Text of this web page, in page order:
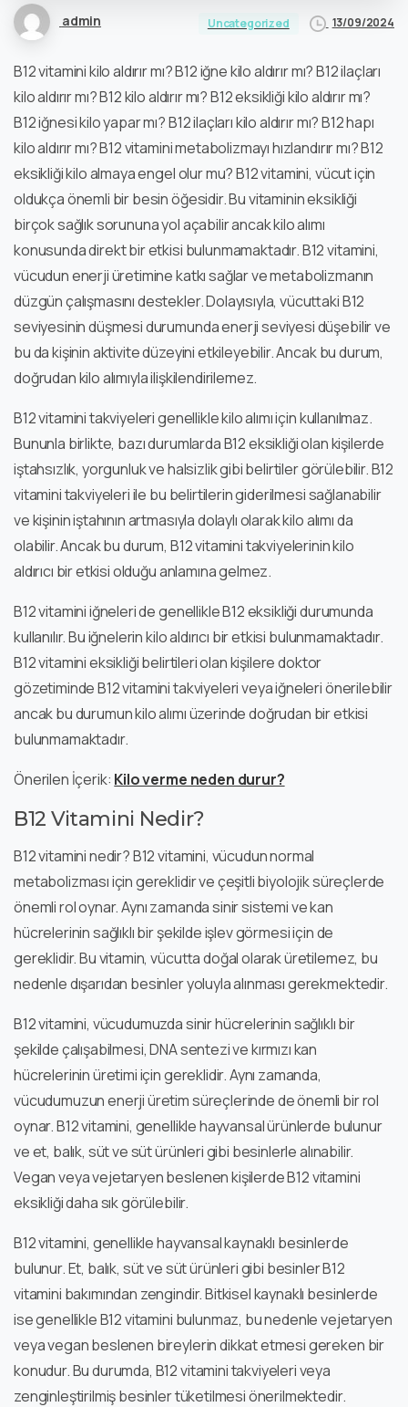
admin Uncategorized 13/09/2024
B12 vitamini kilo aldırır mı? B12 iğne kilo aldırır mı? B12 ilaçları
kilo aldırır mı? B12 kilo aldırır mı? B12 eksikliği kilo aldırır mı?
B12 iğnesi kilo yapar mı? B12 ilaçları kilo aldırır mı? B12 hapı
kilo aldırır mı? B12 vitamini metabolizmayı hızlandırır mı? B12
eksikliği kilo almaya engel olur mu? B12 vitamini, vücut için
oldukça önemli bir besin öğesidir. Bu vitaminin eksikliği
birçok sağlık sorununa yol açabilir ancak kilo alımı
konusunda direkt bir etkisi bulunmamaktadır. B12 vitamini,
vücudun enerji üretimine katkı sağlar ve metabolizmanın
düzgün çalışmasını destekler. Dolayısıyla, vücuttaki B12
seviyesinin düşmesi durumunda enerji seviyesi düşebilir ve
bu da kişinin aktivite düzeyini etkileyebilir. Ancak bu durum,
doğrudan kilo alımıyla ilişkilendirilemez.
B12 vitamini takviyeleri genellikle kilo alımı için kullanılmaz.
Bununla birlikte, bazı durumlarda B12 eksikliği olan kişilerde
iştahsızlık, yorgunluk ve halsizlik gibi belirtiler görülebilir. B12
vitamini takviyeleri ile bu belirtilerin giderilmesi sağlanabilir
ve kişinin iştahının artmasıyla dolaylı olarak kilo alımı da
olabilir. Ancak bu durum, B12 vitamini takviyelerinin kilo
aldırıcı bir etkisi olduğu anlamına gelmez.
B12 vitamini iğneleri de genellikle B12 eksikliği durumunda
kullanılır. Bu iğnelerin kilo aldırıcı bir etkisi bulunmamaktadır.
B12 vitamini eksikliği belirtileri olan kişilere doktor
gözetiminde B12 vitamini takviyeleri veya iğneleri önerilebilir
ancak bu durumun kilo alımı üzerinde doğrudan bir etkisi
bulunmamaktadır.
Önerilen İçerik: Kilo verme neden durur?
B12 Vitamini Nedir?
B12 vitamini nedir? B12 vitamini, vücudun normal
metabolizması için gereklidir ve çeşitli biyolojik süreçlerde
önemli rol oynar. Aynı zamanda sinir sistemi ve kan
hücrelerinin sağlıklı bir şekilde işlev görmesi için de
gereklidir. Bu vitamin, vücutta doğal olarak üretilemez, bu
nedenle dışarıdan besinler yoluyla alınması gerekmektedir.
B12 vitamini, vücudumuzda sinir hücrelerinin sağlıklı bir
şekilde çalışabilmesi, DNA sentezi ve kırmızı kan
hücrelerinin üretimi için gereklidir. Aynı zamanda,
vücudumuzun enerji üretim süreçlerinde de önemli bir rol
oynar. B12 vitamini, genellikle hayvansal ürünlerde bulunur
ve et, balık, süt ve süt ürünleri gibi besinlerle alınabilir.
Vegan veya vejetaryen beslenen kişilerde B12 vitamini
eksikliği daha sık görülebilir.
B12 vitamini, genellikle hayvansal kaynaklı besinlerde
bulunur. Et, balık, süt ve süt ürünleri gibi besinler B12
vitamini bakımından zengindir. Bitkisel kaynaklı besinlerde
ise genellikle B12 vitamini bulunmaz, bu nedenle vejetaryen
veya vegan beslenen bireylerin dikkat etmesi gereken bir
konudur. Bu durumda, B12 vitamini takviyeleri veya
zenginleştirilmiş besinler tüketilmesi önerilmektedir.